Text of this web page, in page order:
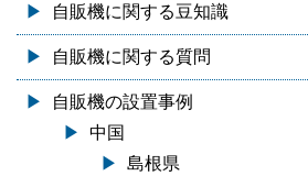
自販機に関する豆知識
自販機に関する質問
自販機の設置事例
中国
島根県